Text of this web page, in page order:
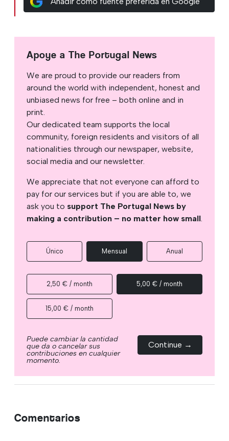
Apoye a The Portugal News
We are proud to provide our readers from
around the world with independent, honest and
unbiased news for free – both online and in
print.
Our dedicated team supports the local
community, foreign residents and visitors of all
nationalities through our newspaper, website,
social media and our newsletter.
We appreciate that not everyone can afford to
pay for our services but if you are able to, we
ask you to support The Portugal News by
making a contribution – no matter how small.
Único Mensual Anual
2,50 € / month 5,00 € / month
15,00 € / month
Puede cambiar la cantidad
que da o cancelar sus
contribuciones en cualquier
momento.
Continue →
Comentarios